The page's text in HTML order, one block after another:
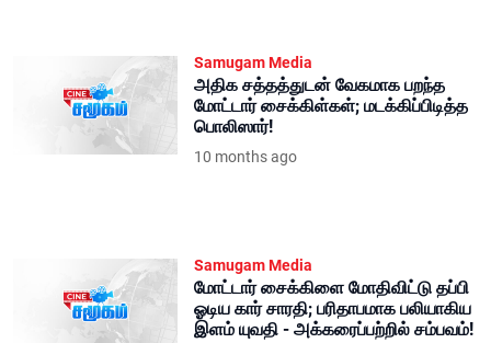
Samugam Media
அதிக சத்தத்துடன் வேகமாக பறந்த
மோட்டார் சைக்கிள்கள்; மடக்கிப்பிடித்த
பொலிஸார்!
10 months ago
Samugam Media
மோட்டார் சைக்கிளை மோதிவிட்டு தப்பி
ஓடிய கார் சாரதி; பரிதாபமாக பலியாகிய
இளம் யுவதி - அக்கரைப்பற்றில் சம்பவம்!